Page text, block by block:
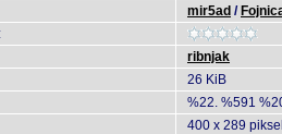
mir5ad /
ribnjak
26 KiB
%22. %591
400 x 289